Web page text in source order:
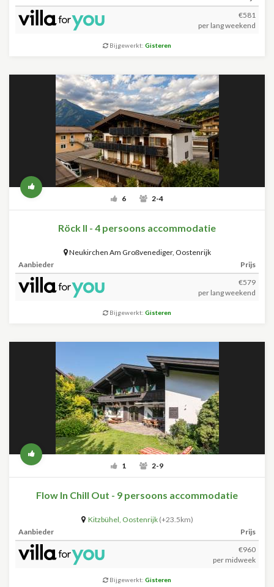
€581
per lang weekend
Bijgewerkt: Gisteren
6 2-4
Röck II - 4 persoons accommodatie
Neukirchen Am Großvenediger, Oostenrijk
Aanbieder
Prijs
€579
per lang weekend
Bijgewerkt: Gisteren
1 2-9
Flow In Chill Out - 9 persoons accommodatie
Kitzbühel, Oostenrijk (+23.5km)
Aanbieder
Prijs
€960
per midweek
Bijgewerkt: Gisteren